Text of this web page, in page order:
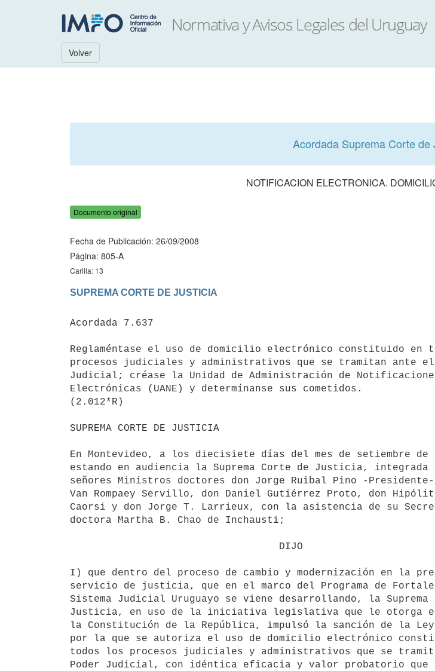
Volver
Acordada Suprema Corte de
NOTIFICACION ELECTRONICA.
Documento original
Fecha de Publicación: 26/09/2008
Página: 805-A
Carilla: 13
Acordada 7.637
Reglaméntase el uso de domicilio electrónico constituido en
procesos judiciales y administrativos que se tramitan ante el
Judicial; créase la Unidad de Administración de
Electrónicas (UANE) y determínanse sus cometidos.
(2.012*R)
SUPREMA CORTE DE JUSTICIA
En Montevideo, a los diecisiete días del mes de setiembre de
estando en audiencia la Suprema Corte de Justicia, integrada
señores Ministros doctores don Jorge Ruibal Pino -
Van Rompaey Servillo, don Daniel Gutiérrez Proto, don
Caorsi y don Jorge T. Larrieux, con la asistencia de su
doctora Martha B. Chao de Inchausti;
I) que dentro del proceso de cambio y modernización en la
servicio de justicia, que en el marco del Programa de
Sistema Judicial Uruguayo se viene desarrollando, la Suprema
Justicia, en uso de la iniciativa legislativa que le otorga
la Constitución de la República, impulsó la sanción de la Ley
por la que se autoriza el uso de domicilio electrónico
todos los procesos judiciales y administrativos que se
Poder Judicial, con idéntica eficacia y valor probatorio que